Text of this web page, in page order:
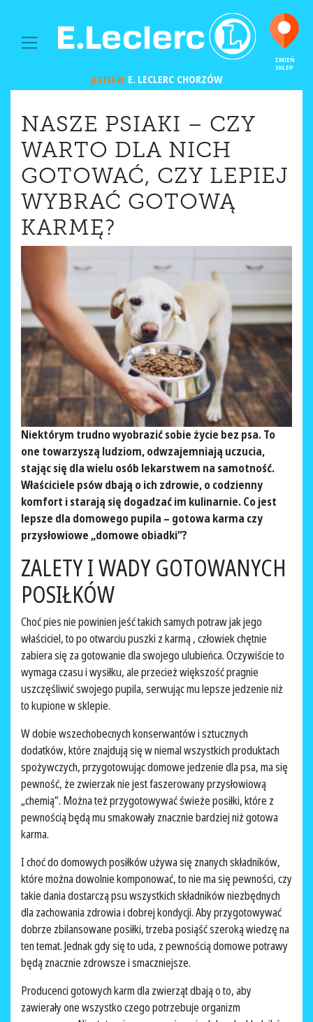
MAIN NAVIGATION
ZMIEŃ
SKLEP
JESTEŚ W:E. LECLERC CHORZÓW
NASZE PSIAKI – CZY
WARTO DLA NICH
GOTOWAĆ, CZY LEPIEJ
WYBRAĆ GOTOWĄ
KARMĘ?
Niektórym trudno wyobrazić sobie życie bez psa. To
one towarzyszą ludziom, odwzajemniają uczucia,
stając się dla wielu osób lekarstwem na samotność.
Właściciele psów dbają o ich zdrowie, o codzienny
komfort i starają się dogadzać im kulinarnie. Co jest
lepsze dla domowego pupila – gotowa karma czy
przysłowiowe „domowe obiadki”?
ZALETY I WADY GOTOWANYCH
POSIŁKÓW
Choć pies nie powinien jeść takich samych potraw jak jego
właściciel, to po otwarciu puszki z karmą , człowiek chętnie
zabiera się za gotowanie dla swojego ulubieńca. Oczywiście to
wymaga czasu i wysiłku, ale przecież większość pragnie
uszczęśliwić swojego pupila, serwując mu lepsze jedzenie niż
to kupione w sklepie.
W dobie wszechobecnych konserwantów i sztucznych
dodatków, które znajdują się w niemal wszystkich produktach
spożywczych, przygotowując domowe jedzenie dla psa, ma się
pewność, że zwierzak nie jest faszerowany przysłowiową
„chemią”. Można też przygotowywać świeże posiłki, które z
pewnością będą mu smakowały znacznie bardziej niż gotowa
karma.
I choć do domowych posiłków używa się znanych składników,
które można dowolnie komponować, to nie ma się pewności, czy
takie dania dostarczą psu wszystkich składników niezbędnych
dla zachowania zdrowia i dobrej kondycji. Aby przygotowywać
dobrze zbilansowane posiłki, trzeba posiąść szeroką wiedzę na
ten temat. Jednak gdy się to uda, z pewnością domowe potrawy
będą znacznie zdrowsze i smaczniejsze.
Producenci gotowych karm dla zwierząt dbają o to, aby
zawierały one wszystko czego potrzebuje organizm